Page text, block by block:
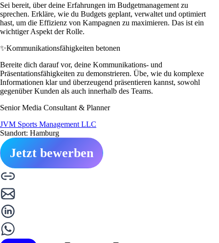
Sei bereit, über deine Erfahrungen im Budgetmanagement zu
sprechen. Erkläre, wie du Budgets geplant, verwaltet und optimiert
hast, um die Effizienz von Kampagnen zu maximieren. Das ist ein
wichtiger Aspekt der Rolle.
✨Kommunikationsfähigkeiten betonen
Bereite dich darauf vor, deine Kommunikations- und
Präsentationsfähigkeiten zu demonstrieren. Übe, wie du komplexe
Informationen klar und überzeugend präsentieren kannst, sowohl
gegenüber Kunden als auch innerhalb des Teams.
Senior Media Consultant & Planner
JVM Sports Management LLC
Standort: Hamburg
Jetzt bewerben